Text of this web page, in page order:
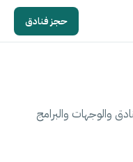
حجز فنادق
والوجهات والبرامج